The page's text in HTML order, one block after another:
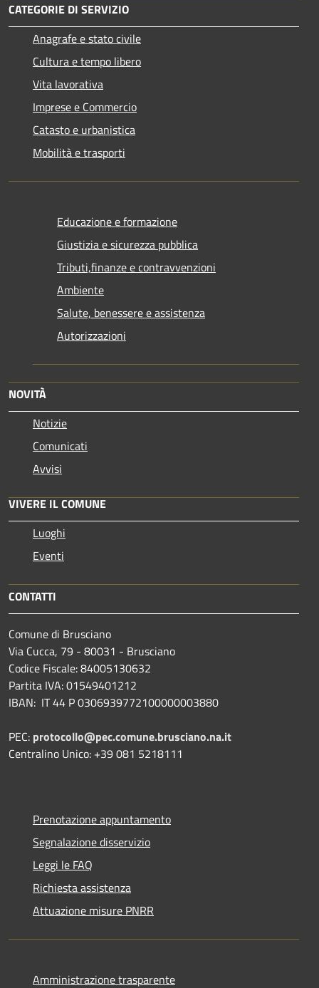
CATEGORIE DI SERVIZIO
Anagrafe e stato civile
Cultura e tempo libero
Vita lavorativa
Imprese e Commercio
Catasto e urbanistica
Mobilità e trasporti
Educazione e formazione
Giustizia e sicurezza pubblica
Tributi,finanze e contravvenzioni
Ambiente
Salute, benessere e assistenza
Autorizzazioni
NOVITÀ
Notizie
Comunicati
Avvisi
VIVERE IL COMUNE
Luoghi
Eventi
CONTATTI
Comune di Brusciano
Via Cucca, 79 - 80031 - Brusciano
Codice Fiscale: 84005130632
Partita IVA: 01549401212
IBAN: IT 44 P 0306939772100000003880
PEC: protocollo@pec.comune.brusciano.na.it
Centralino Unico: +39 081 5218111
Prenotazione appuntamento
Segnalazione disservizio
Leggi le FAQ
Richiesta assistenza
Attuazione misure PNRR
Amministrazione trasparente